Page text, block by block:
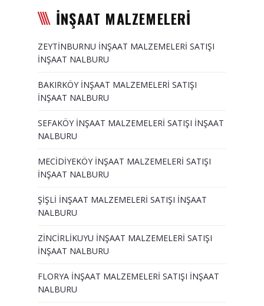
İNŞAAT MALZEMELERİ
ZEYTİNBURNU İNŞAAT MALZEMELERİ SATIŞI
İNŞAAT NALBURU
BAKIRKÖY İNŞAAT MALZEMELERİ SATIŞI
İNŞAAT NALBURU
SEFAKÖY İNŞAAT MALZEMELERİ SATIŞI İNŞAAT
NALBURU
MECİDİYEKÖY İNŞAAT MALZEMELERİ SATIŞI
İNŞAAT NALBURU
ŞİŞLİ İNŞAAT MALZEMELERİ SATIŞI İNŞAAT
NALBURU
ZİNCİRLİKUYU İNŞAAT MALZEMELERİ SATIŞI
İNŞAAT NALBURU
FLORYA İNŞAAT MALZEMELERİ SATIŞI İNŞAAT
NALBURU